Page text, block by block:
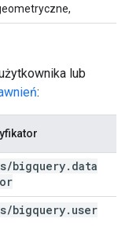
lub
:
/bigquery. data
/bigquery. user